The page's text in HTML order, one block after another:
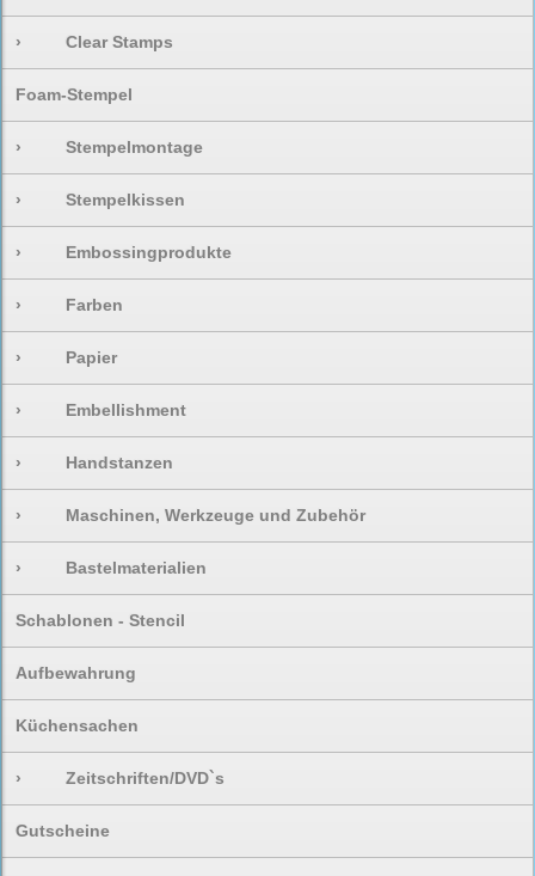
› Clear Stamps
Foam-Stempel
› Stempelmontage
› Stempelkissen
› Embossingprodukte
› Farben
› Papier
› Embellishment
› Handstanzen
› Maschinen, Werkzeuge und Zubehör
› Bastelmaterialien
Schablonen - Stencil
Aufbewahrung
Küchensachen
› Zeitschriften/DVD`s
Gutscheine